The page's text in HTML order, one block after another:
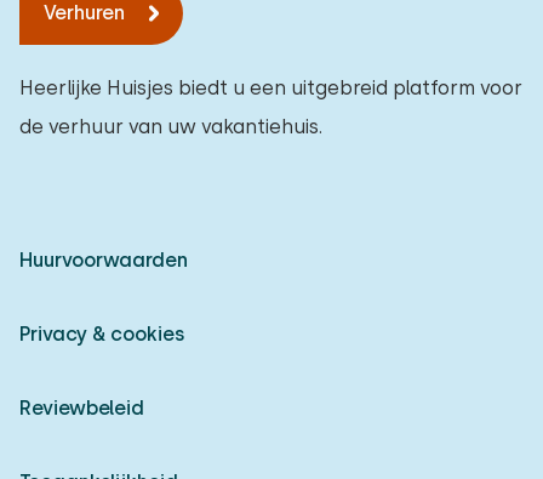
Verhuren
Heerlijke Huisjes biedt u een uitgebreid platform voor
de verhuur van uw vakantiehuis.
Huurvoorwaarden
Privacy & cookies
Reviewbeleid